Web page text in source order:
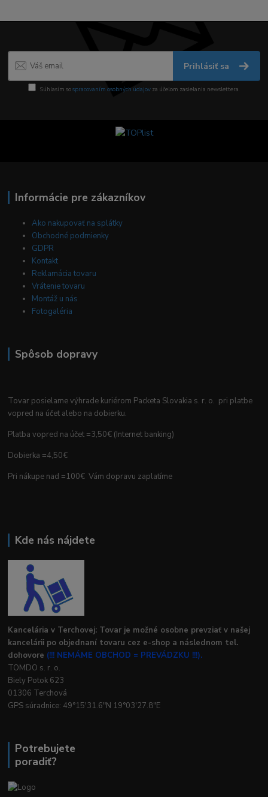
Prihlásiť sa
Súhlasím sospracovaním osobných údajov za účelom zasielania newslettera.
Informácie pre zákazníkov
Ako nakupovať na splátky
Obchodné podmienky
GDPR
Kontakt
Reklamácia tovaru
Vrátenie tovaru
Montáž u nás
Fotogaléria
Spôsob dopravy
Tovar posielame výhrade kuriérom Packeta Slovakia s. r. o. pri platbe
vopred na účet alebo na dobierku.
Platba vopred na účet =3,50€ (Internet banking)
Dobierka =4,50€
Pri nákupe nad =100€ Vám dopravu zaplatíme
Kde nás nájdete
Kancelária v Terchovej: Tovar je možné osobne prevziať v našej
kancelárii po objednaní tovaru cez e-shop a následnom tel.
dohovore (!!! NEMÁME OBCHOD = PREVÁDZKU !!!).
TOMDO s. r. o.
Biely Potok 623
01306 Terchová
GPS súradnice: 49°15'31.6"N 19°03'27.8"E
Potrebujete
poradiť?